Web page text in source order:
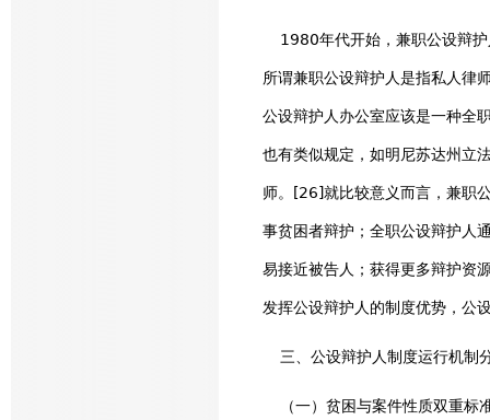
1980年代开始，兼职公设辩护
所谓兼职公设辩护人是指私人律
公设辩护人办公室应该是一种全
也有类似规定，如明尼苏达州立
师。[26]就比较意义而言，兼职
事贫困者辩护；全职公设辩护人
易接近被告人；获得更多辩护资
发挥公设辩护人的制度优势，公
三、公设辩护人制度运行机制
（一）贫困与案件性质双重标